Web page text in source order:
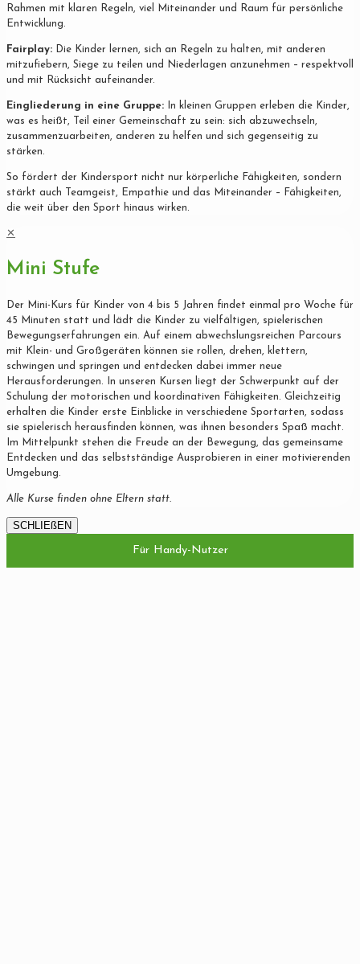
Rahmen mit klaren Regeln, viel Miteinander und Raum für persönliche
Entwicklung.
Fairplay: Die Kinder lernen, sich an Regeln zu halten, mit anderen
mitzufiebern, Siege zu teilen und Niederlagen anzunehmen – respektvoll
und mit Rücksicht aufeinander.
Eingliederung in eine Gruppe: In kleinen Gruppen erleben die Kinder,
was es heißt, Teil einer Gemeinschaft zu sein: sich abzuwechseln,
zusammenzuarbeiten, anderen zu helfen und sich gegenseitig zu
stärken.
So fördert der Kindersport nicht nur körperliche Fähigkeiten, sondern
stärkt auch Teamgeist, Empathie und das Miteinander – Fähigkeiten,
die weit über den Sport hinaus wirken.
✕
Mini Stufe
Der Mini-Kurs für Kinder von 4 bis 5 Jahren findet einmal pro Woche für
45 Minuten statt und lädt die Kinder zu vielfältigen, spielerischen
Bewegungserfahrungen ein. Auf einem abwechslungsreichen Parcours
mit Klein- und Großgeräten können sie rollen, drehen, klettern,
schwingen und springen und entdecken dabei immer neue
Herausforderungen. In unseren Kursen liegt der Schwerpunkt auf der
Schulung der motorischen und koordinativen Fähigkeiten. Gleichzeitig
erhalten die Kinder erste Einblicke in verschiedene Sportarten, sodass
sie spielerisch herausfinden können, was ihnen besonders Spaß macht.
Im Mittelpunkt stehen die Freude an der Bewegung, das gemeinsame
Entdecken und das selbstständige Ausprobieren in einer motivierenden
Umgebung.
Alle Kurse finden ohne Eltern statt.
SCHLIEßEN
Für Handy-Nutzer